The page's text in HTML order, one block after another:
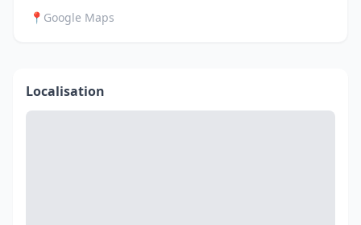
📍 Google Maps
Localisation